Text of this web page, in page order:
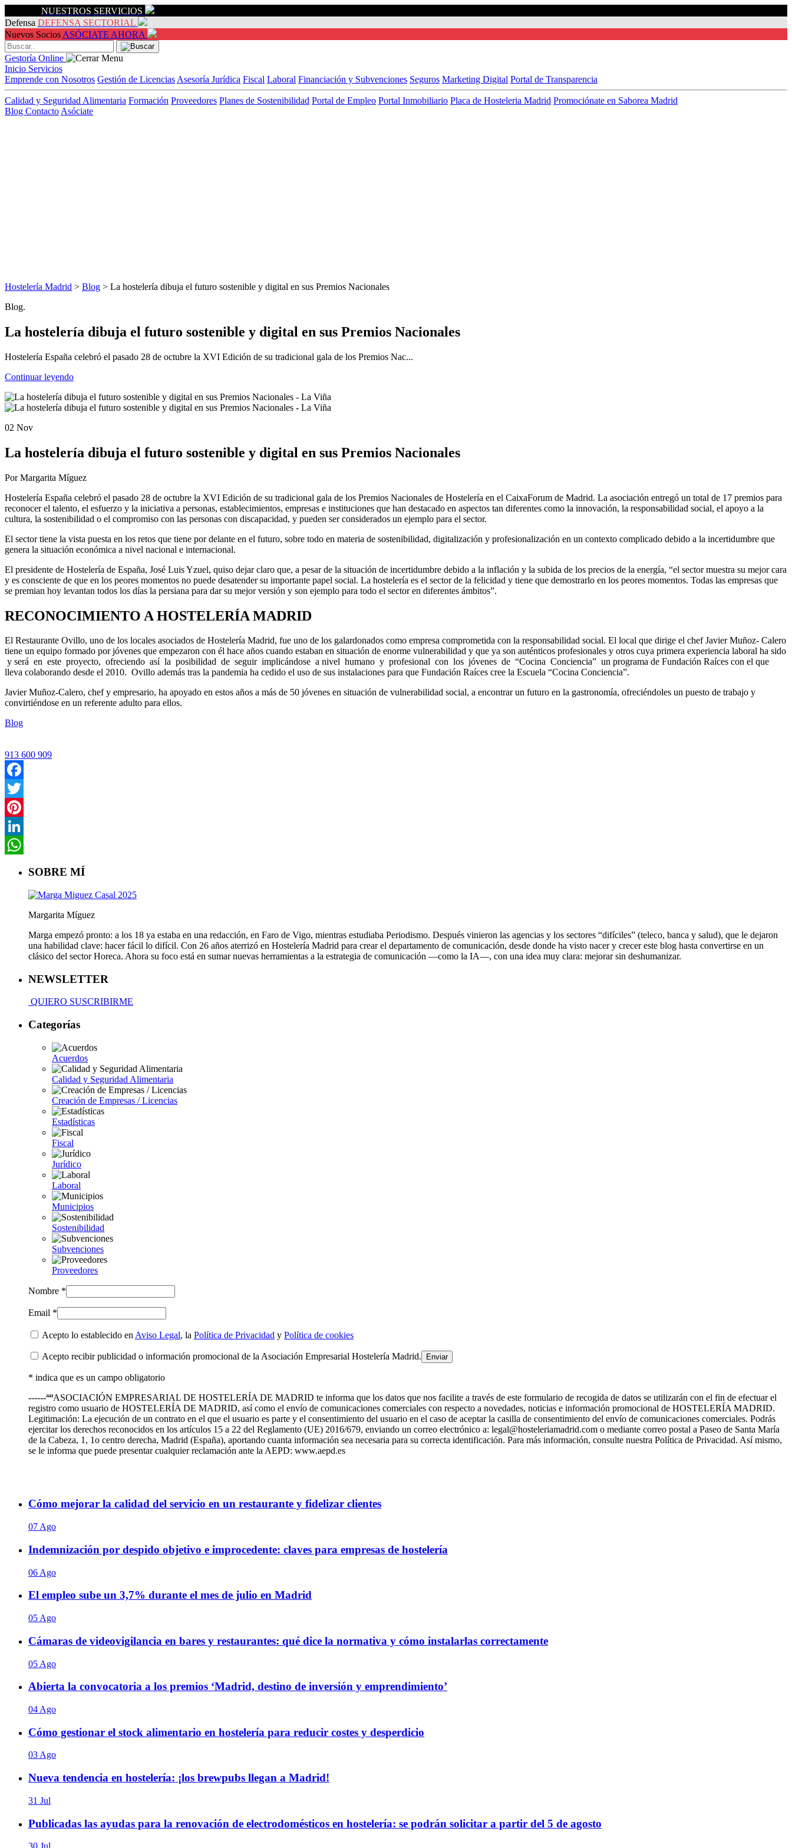
NUESTROS SERVICIOS
Defensa DEFENSA SECTORIAL
Nuevos Socios ASÓCIATE AHORA
Gestoría Online
Inicio Servicios
Emprende con Nosotros Gestión de Licencias Asesoría Jurídica Fiscal Laboral Financiación y Subvenciones Seguros Marketing Digital Portal de Transparencia
Calidad y Seguridad Alimentaria Formación Proveedores Planes de Sostenibilidad Portal de Empleo Portal Inmobiliario Placa de Hosteleria Madrid Promociónate en Saborea Madrid
Blog Contacto Asóciate
Hostelería Madrid > Blog > La hostelería dibuja el futuro sostenible y digital en sus Premios Nacionales
Blog.
La hostelería dibuja el futuro sostenible y digital en sus Premios Nacionales
Hostelería España celebró el pasado 28 de octubre la XVI Edición de su tradicional gala de los Premios Nac...
Continuar leyendo
02 Nov
La hostelería dibuja el futuro sostenible y digital en sus Premios Nacionales
Por Margarita Míguez
Hostelería España celebró el pasado 28 de octubre la XVI Edición de su tradicional gala de los Premios Nacionales de Hostelería en el CaixaForum de Madrid. La asociación entregó un total de 17 premios para
reconocer el talento, el esfuerzo y la iniciativa a personas, establecimientos, empresas e instituciones que han destacado en aspectos tan diferentes como la innovación, la responsabilidad social, el apoyo a la
cultura, la sostenibilidad o el compromiso con las personas con discapacidad, y pueden ser considerados un ejemplo para el sector.
El sector tiene la vista puesta en los retos que tiene por delante en el futuro, sobre todo en materia de sostenibilidad, digitalización y profesionalización en un contexto complicado debido a la incertidumbre que
genera la situación económica a nivel nacional e internacional.
El presidente de Hostelería de España, José Luis Yzuel, quiso dejar claro que, a pesar de la situación de incertidumbre debido a la inflación y la subida de los precios de la energía, “el sector muestra su mejor cara
y es consciente de que en los peores momentos no puede desatender su importante papel social. La hostelería es el sector de la felicidad y tiene que demostrarlo en los peores momentos. Todas las empresas que
se premian hoy levantan todos los días la persiana para dar su mejor versión y son ejemplo para todo el sector en diferentes ámbitos”.
RECONOCIMIENTO A HOSTELERÍA MADRID
El Restaurante Ovillo, uno de los locales asociados de Hostelería Madrid, fue uno de los galardonados como empresa comprometida con la responsabilidad social. El local que dirige el chef Javier Muñoz- Calero
tiene un equipo formado por jóvenes que empezaron con él hace años cuando estaban en situación de enorme vulnerabilidad y que ya son auténticos profesionales y otros cuya primera experiencia laboral ha sido
y será en este proyecto, ofreciendo así la posibilidad de seguir implicándose a nivel humano y profesional con los jóvenes de “Cocina Conciencia” un programa de Fundación Raíces con el que
lleva colaborando desde el 2010. Ovillo además tras la pandemia ha cedido el uso de sus instalaciones para que Fundación Raíces cree la Escuela “Cocina Conciencia”.
Javier Muñoz-Calero, chef y empresario, ha apoyado en estos años a más de 50 jóvenes en situación de vulnerabilidad social, a encontrar un futuro en la gastronomía, ofreciéndoles un puesto de trabajo y
convirtiéndose en un referente adulto para ellos.
Blog
913 600 909
Facebook
Twitter
Pinterest
LinkedIn
SOBRE MÍ
Margarita Míguez
Marga empezó pronto: a los 18 ya estaba en una redacción, en Faro de Vigo, mientras estudiaba Periodismo. Después vinieron las agencias y los sectores “difíciles” (teleco, banca y salud), que le dejaron
una habilidad clave: hacer fácil lo difícil. Con 26 años aterrizó en Hostelería Madrid para crear el departamento de comunicación, desde donde ha visto nacer y crecer este blog hasta convertirse en un
clásico del sector Horeca. Ahora su foco está en sumar nuevas herramientas a la estrategia de comunicación —como la IA—, con una idea muy clara: mejorar sin deshumanizar.
NEWSLETTER
QUIERO SUSCRIBIRME
Categorías
Acuerdos
Calidad y Seguridad Alimentaria
Creación de Empresas / Licencias
Estadísticas
Fiscal
Jurídico
Laboral
Municipios
Sostenibilidad
Subvenciones
Proveedores
Nombre *
Email *
Acepto lo establecido en Aviso Legal, la Política de Privacidad y Política de cookies
Acepto recibir publicidad o información promocional de la Asociación Empresarial Hostelería Madrid.
* indica que es un campo obligatorio
------ªªªASOCIACIÓN EMPRESARIAL DE HOSTELERÍA DE MADRID te informa que los datos que nos facilite a través de este formulario de recogida de datos se utilizarán con el fin de efectuar el
registro como usuario de HOSTELERÍA DE MADRID, así como el envío de comunicaciones comerciales con respecto a novedades, noticias e información promocional de HOSTELERÍA MADRID.
Legitimación: La ejecución de un contrato en el que el usuario es parte y el consentimiento del usuario en el caso de aceptar la casilla de consentimiento del envío de comunicaciones comerciales. Podrás
ejercitar los derechos reconocidos en los artículos 15 a 22 del Reglamento (UE) 2016/679, enviando un correo electrónico a: legal@hosteleriamadrid.com o mediante correo postal a Paseo de Santa María
de la Cabeza, 1, 1o centro derecha, Madrid (España), aportando cuanta información sea necesaria para su correcta identificación. Para más información, consulte nuestra Política de Privacidad. Así mismo,
se le informa que puede presentar cualquier reclamación ante la AEPD: www.aepd.es
Cómo mejorar la calidad del servicio en un restaurante y fidelizar clientes
07 Ago
Indemnización por despido objetivo e improcedente: claves para empresas de hostelería
06 Ago
El empleo sube un 3,7% durante el mes de julio en Madrid
05 Ago
Cámaras de videovigilancia en bares y restaurantes: qué dice la normativa y cómo instalarlas correctamente
05 Ago
Abierta la convocatoria a los premios ‘Madrid, destino de inversión y emprendimiento’
04 Ago
Cómo gestionar el stock alimentario en hostelería para reducir costes y desperdicio
03 Ago
Nueva tendencia en hostelería: ¡los brewpubs llegan a Madrid!
31 Jul
Publicadas las ayudas para la renovación de electrodomésticos en hostelería: se podrán solicitar a partir del 5 de agosto